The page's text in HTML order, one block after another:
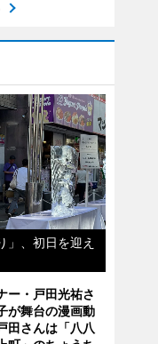
」、初日を迎え
ー・戸田光祐さ
が舞台の漫画動
田さんは「八八